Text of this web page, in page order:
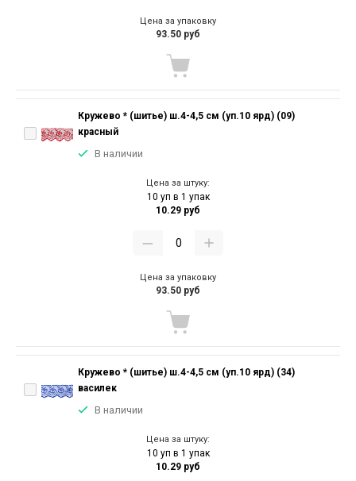
Цена за упаковку
93.50 руб
Кружево * (шитье) ш.4-4,5 см (уп.10 ярд) (09)
красный
В наличии
Цена за штуку:
10 уп в 1 упак
10.29 руб
Цена за упаковку
93.50 руб
Кружево * (шитье) ш.4-4,5 см (уп.10 ярд) (34)
василек
В наличии
Цена за штуку:
10 уп в 1 упак
10.29 руб